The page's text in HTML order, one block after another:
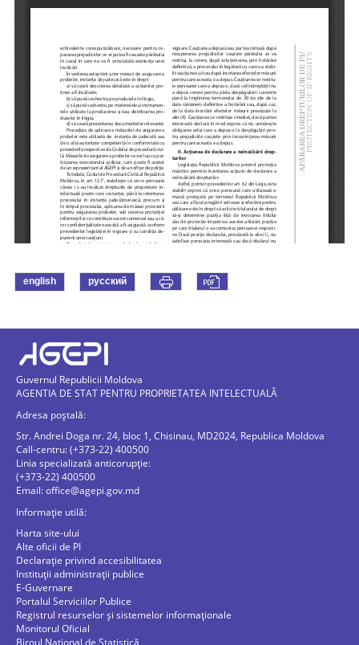
english русский
Guvernul Republicii Moldova
AGENTIA DE STAT PENTRU PROPRIETATEA INTELECTUALĂ
Adresa poștală:
Str. Andrei Doga nr. 24, bloc 1, Chisinau, MD2024, Republica Moldova
Call-centru: (+373-22) 400500
Linia specializată anticorupție:
(+373-22) 400500
Email:office@agepi.gov.md
Informație utilă:
Harta site-ului
Alte oficii de PI
Declarație privind accesibilitatea
Instituții administrații publice
E-Guvernare
Portalul Serviciilor Publice
Registrul resurselor și sistemelor informaționale
Monitorul Oficial
Biroul Naţional de Statistică